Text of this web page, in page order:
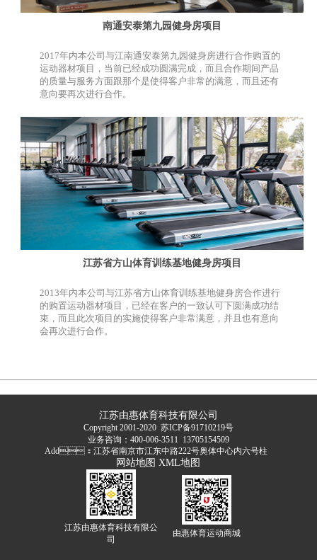
南通安泰第九园健身房项目
2017年内本公司与江南通安泰第九园健身房进行合作购置的
运动器材项目，当前已经成功圆满完成，而且合作期间产品
的质量与服务方面跟那个是使得客户非常的满意，而且还有
意向要再次进行合作。
江苏省方山体育训练基地健身房项目
2013年内本公司与江苏省方山体育训练基地健身房合作进行
的购置运动器材项目，已经在客户的一致认可下圆满成功结
束，而且此次项目的实施使得客户非常满意，并且也有意向
会再次进行合作。
江苏由惠体育科技有限公司
Copyright 2001-2020 苏ICP备91710219号
业务咨询：400-006-3511 13705154509
Add：江苏省南京市江东中路222号奥体中心内六号柱
网站地图 XML地图
江苏由惠体育科技有限公
司
由惠体育运动商城